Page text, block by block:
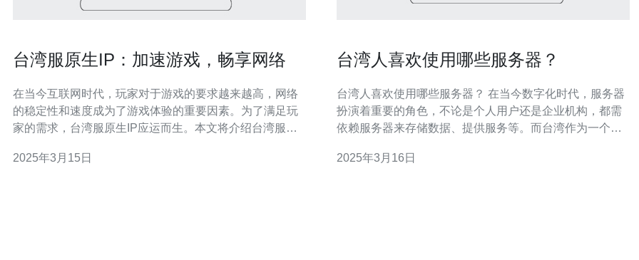
台湾服原生IP：加速游戏，畅享网络
在当今互联网时代，玩家对于游戏的要求越来越高，网络
的稳定性和速度成为了游戏体验的重要因素。为了满足玩
家的需求，台湾服原生IP应运而生。本文将介绍台湾服原
是指在台湾地区提供的网络加速服务，通过台湾本地服务
2025年3月15日
台湾人喜欢使用哪些服务器？
台湾人喜欢使用哪些服务器？ 在当今数字化时代，服务器
扮演着重要的角色，不论是个人用户还是企业机构，都需
依赖服务器来存储数据、提供服务等。而台湾作为一个发
服务器时注重性能和稳定性。下面将介绍台湾人喜欢使用
2025年3月16日